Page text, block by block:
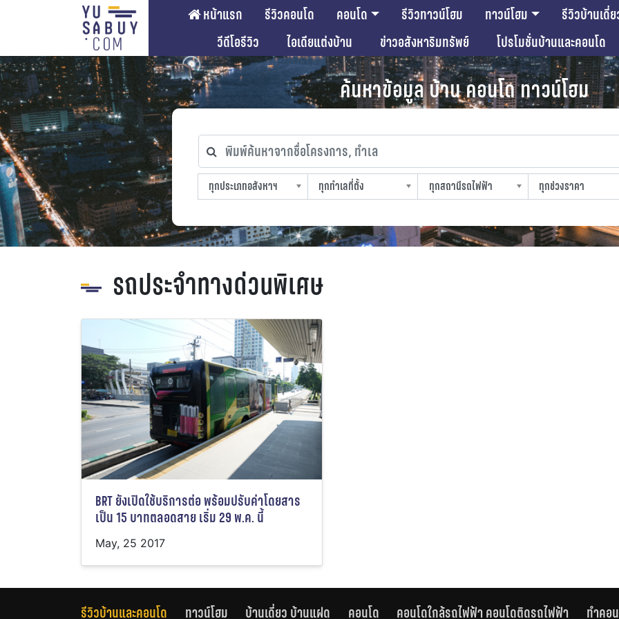
หน้าแรก รีวิวคอนโด คอนโด รีวิวทาวน์โฮม ทาวน์โฮม รีวิวบ้านเดี่
วีดีโอรีวิว
ไอเดียแต่งบ้าน ข่าวอสังหาริมทรัพย์ โปรโมชั่นบ้านและคอนโด
ค้นหาข้อมูล บ้าน คอนโด ทาวน์โฮม
พิมพ์ค้นหาจากชื่อโครงการ, ทำเล
ทุกประเภทอสังหาฯ
ทุกประเภทอสังหาฯ
ทุกทำเลที่ตั้ง
ทุกทำเลที่ตั้ง
ทุกสถานีรถไฟฟ้า
ทุกสถานีรถไฟฟ้า
ทุกช่วงราคา
ทุกช่วงราคา
รถประจำทางด่วนพิเศษ
BRT ยังเปิดใช้บริการต่อ พร้อมปรับค่าโดยสาร
เป็น 15 บาทตลอดสาย เริ่ม 29 พ.ค. นี้
May, 25 2017
รีวิวบ้านและคอนโด ทาวน์โฮม บ้านเดี่ยว บ้านแฝด คอนโด คอนโดใกล้รถไฟฟ้า คอนโดติดรถไฟฟ้า ทำคอ